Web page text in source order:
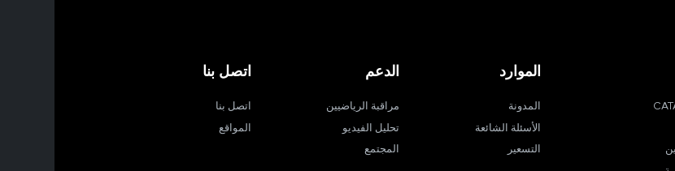
الموارد
المدونة
الأسئلة الشائعة
التسعير
الدعم
مراقبة الرياضيين
تحليل الفيديو
المجتمع
اتصل بنا
اتصل بنا
المواقع